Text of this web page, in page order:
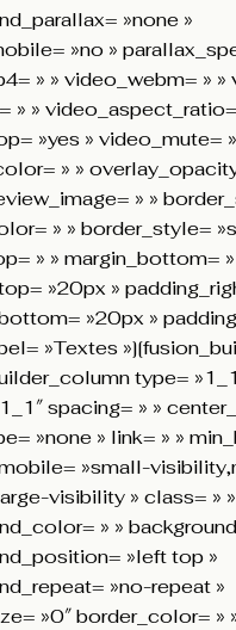
»none »
»no »
» » video_webm= » »
» »
»yes » video_mute=
» »
» »
» » border_style=
» » margin_bottom= »
»20px »
»20px »
»Textes
type=
spacing= » »
»none » link= » »
»small-
visibility » class= » »
» »
»left top »
»no-repeat »
»0″ border_color= »